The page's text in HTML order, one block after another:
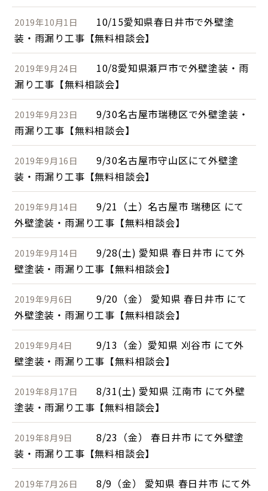
2019年10月1日
10/15愛知県春日井市で外壁塗
装・雨漏り工事【無料相談会】
2019年9月24日
10/8愛知県瀬戸市で外壁塗装・雨
漏り工事【無料相談会】
2019年9月23日
9/30名古屋市瑞穂区で外壁塗装・
雨漏り工事【無料相談会】
2019年9月16日
9/30名古屋市守山区にて外壁塗
装・雨漏り工事【無料相談会】
2019年9月14日
9/21（土）名古屋市 瑞穂区 にて
外壁塗装・雨漏り工事【無料相談会】
2019年9月14日
9/28(土) 愛知県 春日井市 にて外
壁塗装・雨漏り工事【無料相談会】
2019年9月6日
9/20（金） 愛知県 春日井市 にて
外壁塗装・雨漏り工事【無料相談会】
2019年9月4日
9/13（金）愛知県 刈谷市 にて外
壁塗装・雨漏り工事【無料相談会】
2019年8月17日
8/31(土) 愛知県 江南市 にて外壁
塗装・雨漏り工事【無料相談会】
2019年8月9日
8/23（金） 春日井市 にて外壁塗
装・雨漏り工事【無料相談会】
2019年7月26日
8/9（金） 愛知県 春日井市 にて外